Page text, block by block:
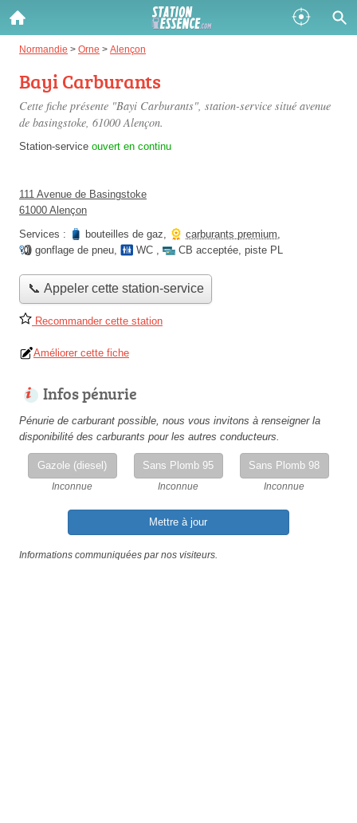
Normandie > Orne > Alençon
Bayi Carburants
Cette fiche présente "Bayi Carburants", station-service situé avenue
de basingstoke, 61000 Alençon.
Station-service ouvert en continu
111 Avenue de Basingstoke
61000 Alençon
Services :
bouteilles de gaz, carburants premium,
gonflage de pneu, WC , CB acceptée, piste PL
📞 Appeler cette station-service
Recommander cette station
Améliorer cette fiche
Infos pénurie
Pénurie de carburant possible, nous vous invitons à renseigner la
disponibilité des carburants pour les autres conducteurs.
Gazole (diesel)
Inconnue
Sans Plomb 95
Inconnue
Sans Plomb 98
Inconnue
Mettre à jour
Informations communiquées par nos visiteurs.
Gazole :
Disponible
SP 98 :
Disponible
Disponible